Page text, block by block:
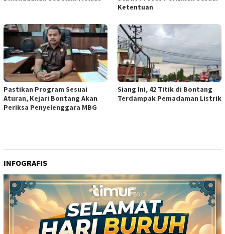
Ketentuan
Pastikan Program Sesuai
Aturan, Kejari Bontang Akan
Periksa Penyelenggara MBG
Siang Ini, 42 Titik di Bontang
Terdampak Pemadaman Listrik
INFOGRAFIS